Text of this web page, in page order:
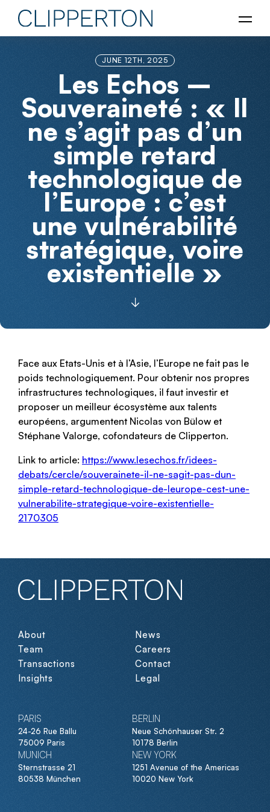
JUNE 12TH, 2025
Les Echos –
Souveraineté : « Il
ne s’agit pas d’un
simple retard
technologique de
l’Europe : c’est
une vulnérabilité
stratégique, voire
existentielle »
Face aux Etats-Unis et à l’Asie, l’Europe ne fait pas le
poids technologiquement. Pour obtenir nos propres
infrastructures technologiques, il faut investir et
proposer un meilleur écosystème aux talents
européens, argumentent Nicolas von Bülow et
Stéphane Valorge, cofondateurs de Clipperton.
Link to article: https://www.lesechos.fr/idees-
debats/cercle/souverainete-il-ne-sagit-pas-dun-
simple-retard-technologique-de-leurope-cest-une-
vulnerabilite-strategique-voire-existentielle-
2170305
About
Team
Transactions
Insights
News
Careers
Contact
Legal
PARIS
24-26 Rue Ballu
75009 Paris
BERLIN
Neue Schönhauser Str. 2
10178 Berlin
MUNICH
Sternstrasse 21
80538 München
NEW YORK
1251 Avenue of the Americas
10020 New York